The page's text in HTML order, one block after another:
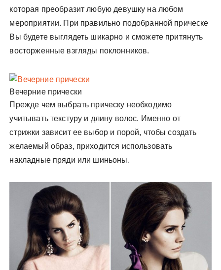
которая преобразит любую девушку на любом
мероприятии. При правильно подобранной прическе
Вы будете выглядеть шикарно и сможете притянуть
восторженные взгляды поклонников.
Вечерние прически
Прежде чем выбрать прическу необходимо
учитывать текстуру и длину волос. Именно от
стрижки зависит ее выбор и порой, чтобы создать
желаемый образ, приходится использовать
накладные пряди или шиньоны.